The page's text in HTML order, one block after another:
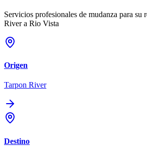
Servicios profesionales de mudanza para su
River a Rio Vista
Origen
Tarpon River
Destino